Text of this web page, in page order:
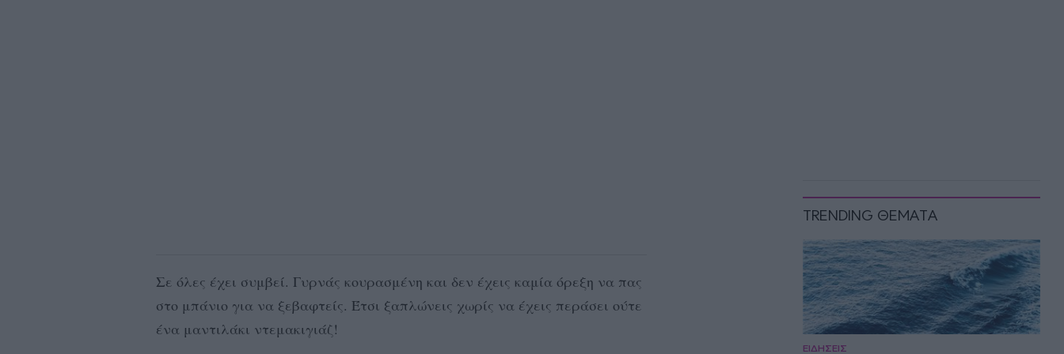
TRENDING ΘΕΜΑΤΑ
ΕΙΔΗΣΕΙΣ
Σε όλες έχει συμβεί. Γυρνάς κουρασμένη και δεν έχεις καμία όρεξη να πας
στο μπάνιο για να ξεβαφτείς. Έτσι ξαπλώνεις χωρίς να έχεις περάσει ούτε
ένα μαντιλάκι ντεμακιγιάζ!